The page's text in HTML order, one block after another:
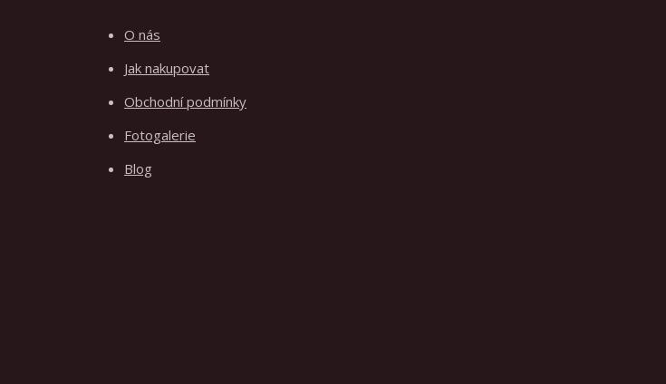
O nás
Jak nakupovat
Obchodní podmínky
Fotogalerie
Blog